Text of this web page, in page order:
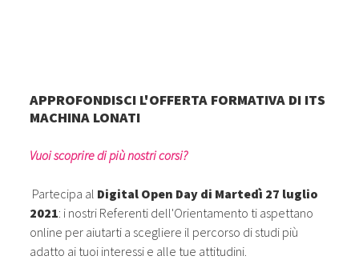
APPROFONDISCI L'OFFERTA FORMATIVA DI ITS
MACHINA LONATI
Vuoi scoprire di più nostri corsi?
Partecipa al Digital Open Day di Martedì 27 luglio
2021: i nostri Referenti dell'Orientamento ti aspettano
online per aiutarti a scegliere il percorso di studi più
adatto ai tuoi interessi e alle tue attitudini.